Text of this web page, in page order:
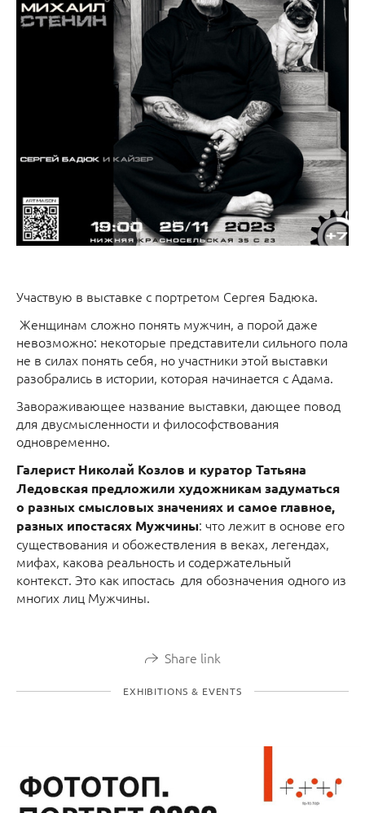
Участвую в выставке с портретом Сергея Бадюка.
Женщинам сложно понять мужчин, а порой даже
невозможно: некоторые представители сильного пола
не в силах понять себя, но участники этой выставки
разобрались в истории, которая начинается с Адама.
Завораживающее название выставки, дающее повод
для двусмысленности и философствования
одновременно.
Галерист Николай Козлов и куратор Татьяна
Ледовская предложили художникам задуматься
о разных смысловых значениях и самое главное,
разных ипостасях Мужчины: что лежит в основе его
существования и обожествления в веках, легендах,
мифах, какова реальность и содержательный
контекст. Это как ипостась для обозначения одного из
многих лиц Мужчины.
Share link
EXHIBITIONS & EVENTS